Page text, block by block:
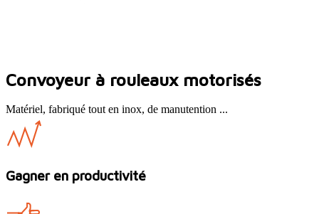
Convoyeur à rouleaux motorisés
Matériel, fabriqué tout en inox, de manutention ...
Gagner en productivité